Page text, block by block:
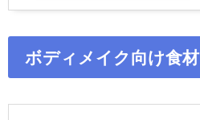
ボディメイク向け食材